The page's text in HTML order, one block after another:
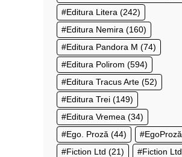
Editura Litera (242)
Editura Nemira (160)
Editura Pandora M (74)
Editura Polirom (594)
Editura Tracus Arte (52)
Editura Trei (149)
Editura Vremea (34)
Ego. Proză (44) EgoProză
Fiction Ltd (21) Fiction Ltd.